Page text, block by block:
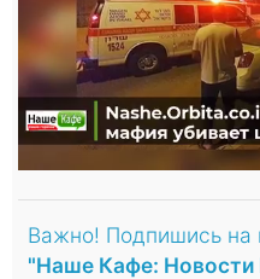
Важно! Подпишись на
"Наше Кафе: Новости